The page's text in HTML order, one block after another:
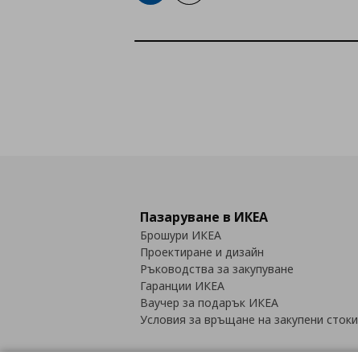
Пазаруване в ИКЕА
Брошури ИКЕА
Проектиране и дизайн
Ръководства за закупуване
Гаранции ИКЕА
Ваучер за подарък ИКЕА
Условия за връщане на закупени стоки